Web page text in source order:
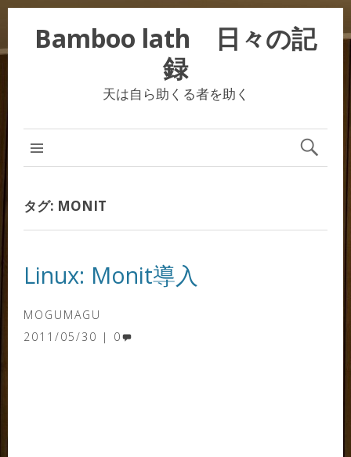
Bamboo lath 日々の記
録
天は自ら助くる者を助く
タグ: MONIT
Linux: Monit導入
MOGUMAGU
2011/05/30
0